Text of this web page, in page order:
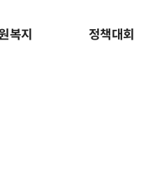
복지 정책대회